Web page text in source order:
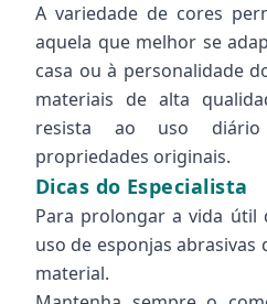
A variedade de cores
aquela que melhor se
casa ou à personalidade
materiais de alta
resista ao uso
propriedades originais.
Dicas do Especialista
Para prolongar a vida útil
uso de esponjas
material.